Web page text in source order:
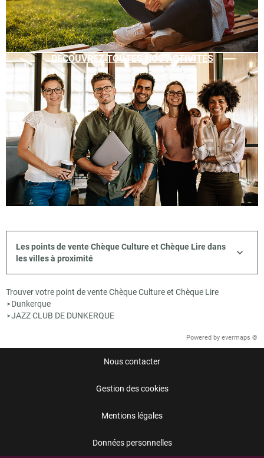
DÉCOUVREZ TOUTES NOS ACTIVITÉS
Les points de vente Chèque Culture et Chèque Lire dans
les villes à proximité
Trouver votre point de vente Chèque Culture et Chèque Lire
> Dunkerque
>JAZZ CLUB DE DUNKERQUE
Powered by evermaps ©
Nous contacter
Gestion des cookies
Mentions légales
Données personnelles